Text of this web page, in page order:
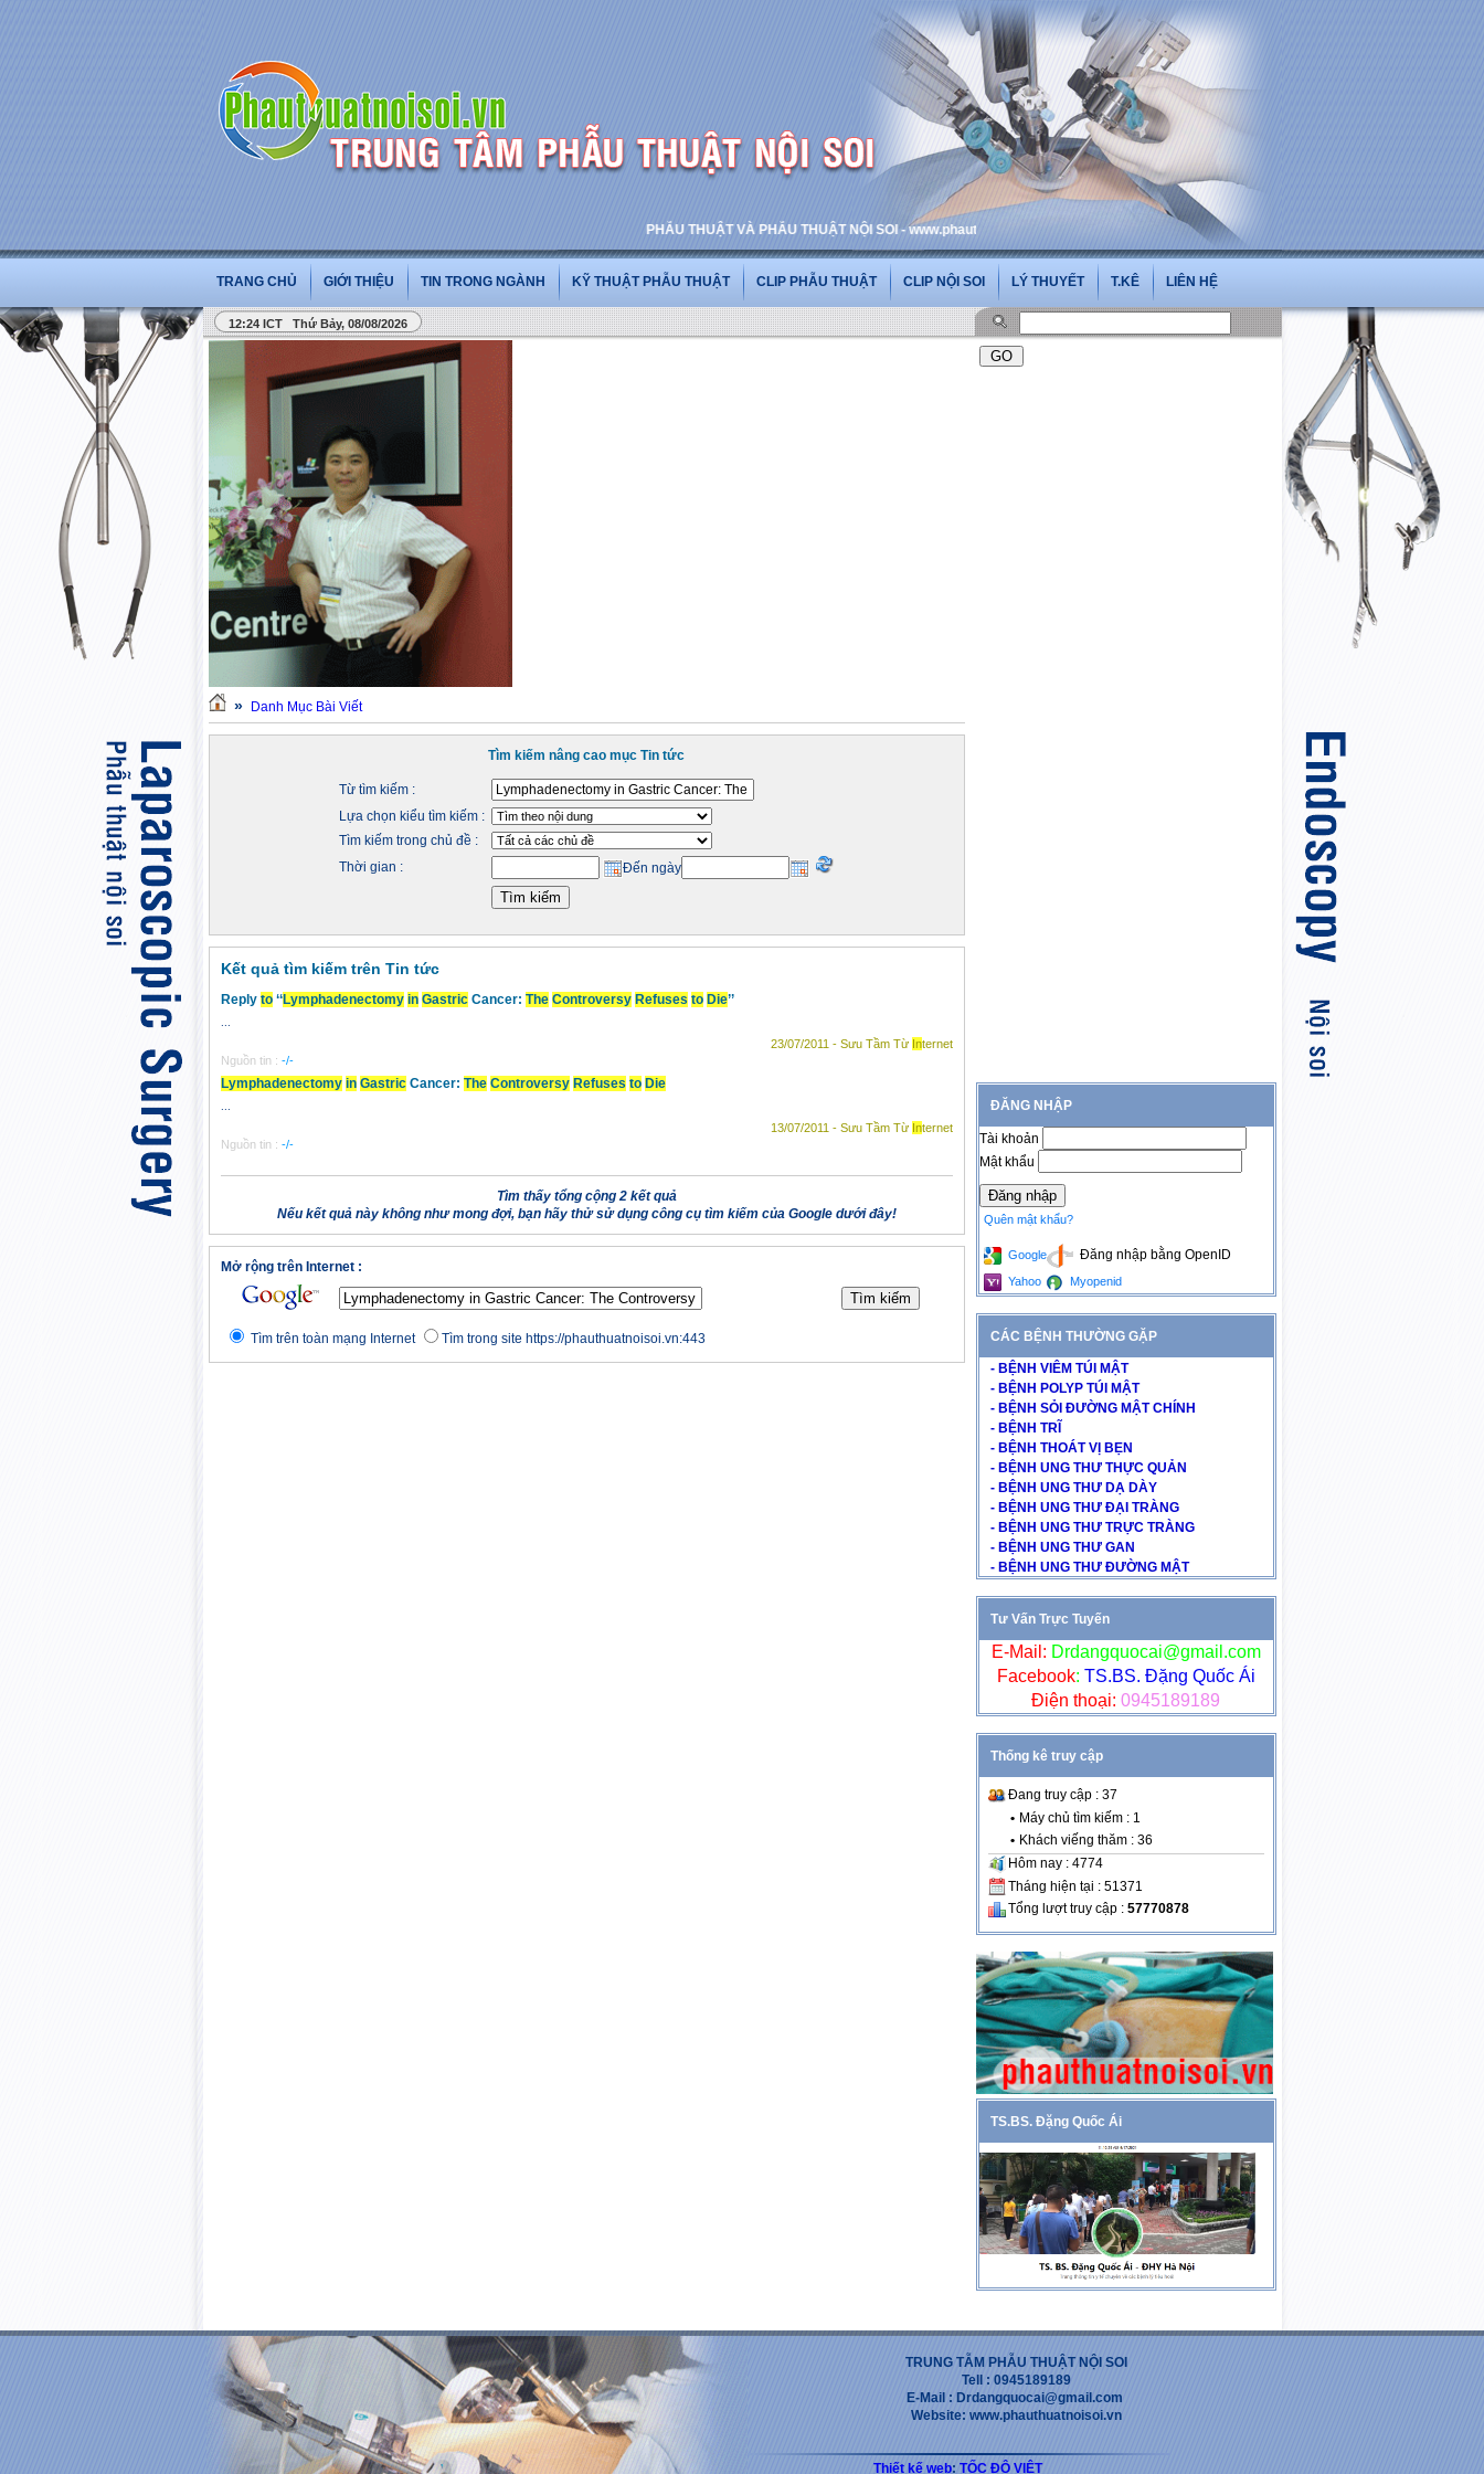
PHẪU THUẬT VÀ PHẪU THUẬT NỘI SOI - www.phauthuatnoisoi.vn
TRANG CHỦ GIỚI THIỆU TIN TRONG NGÀNH KỸ THUẬT PHẪU THUẬT CLIP PHẪU THUẬT CLIP NỘI SOI LÝ THUYẾT T.KÊ LIÊN HỆ
12:24 ICT Thứ Bảy, 08/08/2026
» Danh Mục Bài Viết
Tìm kiếm nâng cao mục Tin tức
Từ tìm kiếm :
Lựa chọn kiểu tìm kiếm :
Tìm kiếm trong chủ đề :
Thời gian :
Đến ngày
Kết quả tìm kiếm trên Tin tức
Reply to‘‘Lymphadenectomy in GastricCancer: The Controversy Refuses to Die’’
23/07/2011 - Sưu Tầm Từ Internet
Nguồn tin : -/-
Lymphadenectomy in GastricCancer: The Controversy Refuses to Die
13/07/2011 - Sưu Tầm Từ Internet
Nguồn tin : -/-
Tìm thấy tổng cộng 2 kết quả
Nếu kết quả này không như mong đợi, bạn hãy thử sử dụng công cụ tìm kiếm của Google dưới đây!
Mở rộng trên Internet :
Tìm trên toàn mạng Internet Tìm trong site https://phauthuatnoisoi.vn:443
ĐĂNG NHẬP
Tài khoản
Mật khẩu
Quên mật khẩu?
Đăng nhập bằng OpenID
Google
Yahoo
Myopenid
CÁC BỆNH THƯỜNG GẶP
- BỆNH VIÊM TÚI MẬT
- BỆNH POLYP TÚI MẬT
- BỆNH SỎI ĐƯỜNG MẬT CHÍNH
- BỆNH TRĨ
- BỆNH THOÁT VỊ BẸN
- BỆNH UNG THƯ THỰC QUẢN
- BỆNH UNG THƯ DẠ DÀY
- BỆNH UNG THƯ ĐẠI TRÀNG
- BỆNH UNG THƯ TRỰC TRÀNG
- BỆNH UNG THƯ GAN
- BỆNH UNG THƯ ĐƯỜNG MẬT
Tư Vấn Trực Tuyến
E-Mail: Drdangquocai@gmail.com
Facebook: TS.BS. Đặng Quốc Ái
Điện thoại: 0945189189
Thống kê truy cập
Đang truy cập : 37
• Máy chủ tìm kiếm : 1
• Khách viếng thăm : 36
Hôm nay : 4774
Tháng hiện tại : 51371
Tổng lượt truy cập : 57770878
TS.BS. Đặng Quốc Ái
TRUNG TẪM PHẪU THUẬT NỘI SOI
Tell : 0945189189
E-Mail : Drdangquocai@gmail.com
Website: www.phauthuatnoisoi.vn
Thiết kế web: TỐC ĐỘ VIỆT